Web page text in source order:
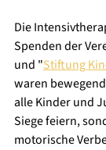
Die
Spenden der
und "Stiftung
waren
alle Kinder und
Siege feiern,
motorische